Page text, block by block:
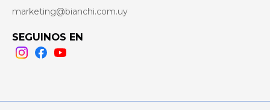
marketing@bianchi.com.uy
SEGUINOS EN
Instagram
FacebookYoutube